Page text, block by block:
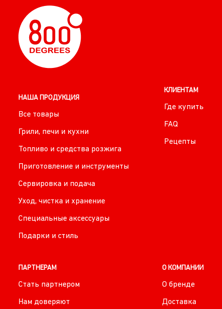
НАША ПРОДУКЦИЯ
Все товары
Грили, печи и кухни
Топливо и средства розжига
Приготовление и инструменты
Сервировка и подача
Уход, чистка и хранение
Специальные аксессуары
Подарки и стиль
КЛИЕНТАМ
Где купить
FAQ
Рецепты
ПАРТНЕРАМ
Стать партнером
Нам доверяют
О КОМПАНИИ
О бренде
Доставка